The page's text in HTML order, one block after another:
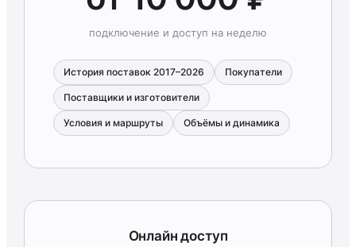
подключение и доступ на неделю
История поставок 2017–2026 Покупатели
Поставщики и изготовители
Условия и маршруты Объёмы и динамика
Онлайн доступ